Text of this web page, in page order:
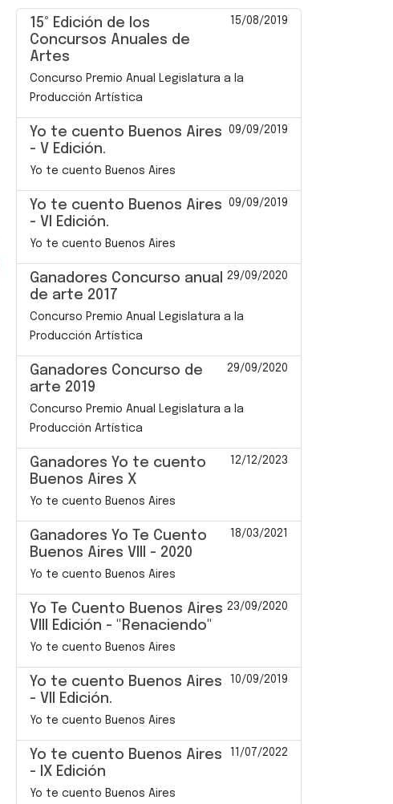
15° Edición de los
Concursos Anuales de
Artes
15/08/2019
Concurso Premio Anual Legislatura a la
Producción Artística
Yo te cuento Buenos Aires
- V Edición.
09/09/2019
Yo te cuento Buenos Aires
Yo te cuento Buenos Aires
- VI Edición.
09/09/2019
Yo te cuento Buenos Aires
Ganadores Concurso anual
de arte 2017
29/09/2020
Concurso Premio Anual Legislatura a la
Producción Artística
Ganadores Concurso de
arte 2019
29/09/2020
Concurso Premio Anual Legislatura a la
Producción Artística
Ganadores Yo te cuento
Buenos Aires X
12/12/2023
Yo te cuento Buenos Aires
Ganadores Yo Te Cuento
Buenos Aires VIII - 2020
18/03/2021
Yo te cuento Buenos Aires
Yo Te Cuento Buenos Aires
VIII Edición - "Renaciendo"
23/09/2020
Yo te cuento Buenos Aires
Yo te cuento Buenos Aires
- VII Edición.
10/09/2019
Yo te cuento Buenos Aires
Yo te cuento Buenos Aires
- IX Edición
11/07/2022
Yo te cuento Buenos Aires